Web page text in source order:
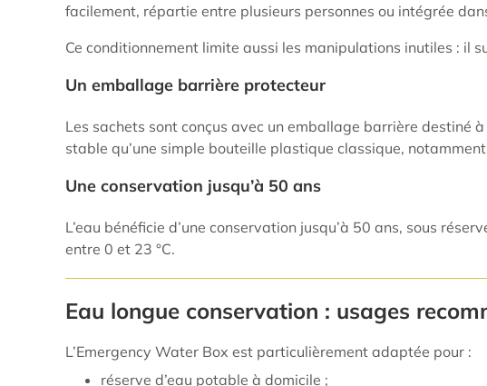
facilement, répartie entre plusieurs personnes ou intégrée
Ce conditionnement limite aussi les manipulations inutiles : il
Un emballage barrière protecteur
Les sachets sont conçus avec un emballage barrière destiné
stable qu’une simple bouteille plastique classique,
Une conservation jusqu’à 50 ans
L’eau bénéficie d’une conservation jusqu’à 50 ans, sous
entre 0 et 23 °C.
Eau longue conservation : usages
L’Emergency Water Box est particulièrement adaptée pour :
réserve d’eau potable à domicile ;